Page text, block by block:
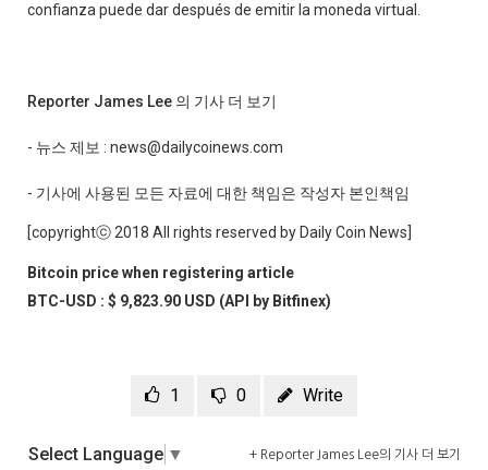
confianza puede dar después de emitir la moneda virtual.
Reporter James Lee 의 기사 더 보기
- 뉴스 제보 : news@dailycoinews.com
- 기사에 사용된 모든 자료에 대한 책임은 작성자 본인책임
[copyrightⓒ 2018 All rights reserved by Daily Coin News]
Bitcoin price when registering article
BTC-USD : $ 9,823.90 USD (API by Bitfinex)
1 0 Write
Select Language ▼ + Reporter James Lee의 기사 더 보기